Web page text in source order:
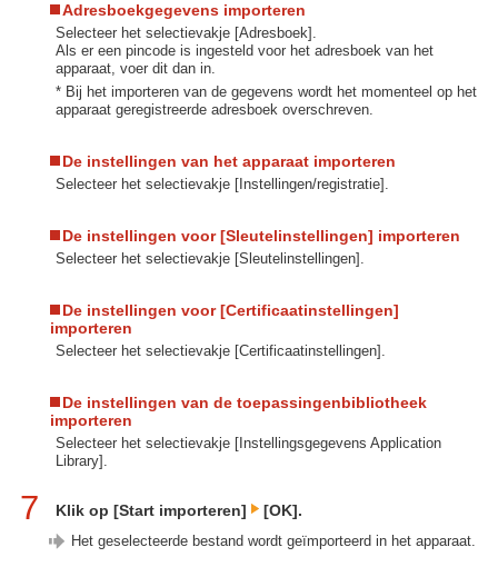
Adresboekgegevens importeren
Selecteer het selectievakje [Adresboek].
Als er een pincode is ingesteld voor het adresboek van het
apparaat, voer dit dan in.
* Bij het importeren van de gegevens wordt het momenteel op het
apparaat geregistreerde adresboek overschreven.
De instellingen van het apparaat importeren
Selecteer het selectievakje [Instellingen/registratie].
De instellingen voor [Sleutelinstellingen] importeren
Selecteer het selectievakje [Sleutelinstellingen].
De instellingen voor [Certificaatinstellingen]
importeren
Selecteer het selectievakje [Certificaatinstellingen].
De instellingen van de toepassingenbibliotheek
importeren
Selecteer het selectievakje [Instellingsgegevens Application
Library].
7 Klik op [Start importeren] [OK].
Het geselecteerde bestand wordt geïmporteerd in het apparaat.